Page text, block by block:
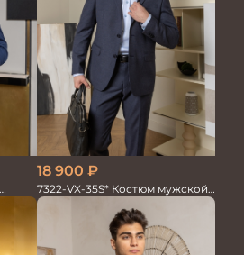
18 900 ₽
7322-VX-35S* Костюм мужской
двойка